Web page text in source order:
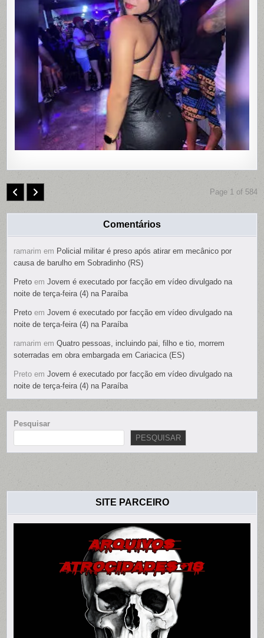
EM
MOTEL
COM
REMOTO
PARTES
É
Page 1 of 584
Comentários
ramarim em Policial militar é preso após atirar em mecânico por
causa de barulho em Sobradinho (RS)
Preto emJovem é executado por facção em vídeo divulgado na
noite de terça-feira (4) na Paraíba
Preto emJovem é executado por facção em vídeo divulgado na
noite de terça-feira (4) na Paraíba
ramarim emQuatro pessoas, incluindo pai, filho e tio, morrem
soterradas em obra embargada em Cariacica (ES)
Preto emJovem é executado por facção em vídeo divulgado na
noite de terça-feira (4) na Paraíba
Pesquisar
PESQUISAR
SITE PARCEIRO